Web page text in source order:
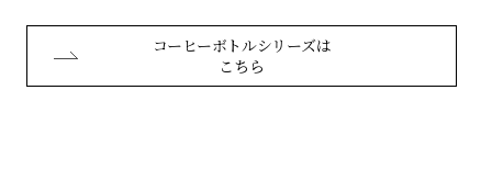
コーヒーボトルシリーズは
こちら